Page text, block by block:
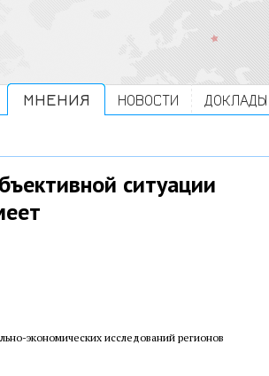
МНЕНИЯ НОВОСТИ ДОКЛАДЫ
ситуации
экономических исследований регионов